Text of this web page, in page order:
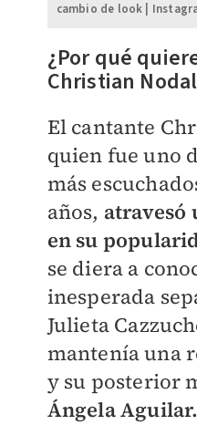
cambio de look |
¿Por qué
Christian
El cantante
quien fue uno
más
años, atravesó
en su
se diera a
inesperada
Julieta
mantenía una
y su posterior
Ángela Aguilar.